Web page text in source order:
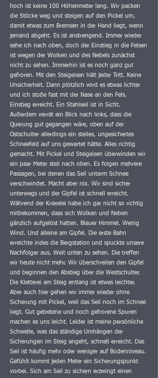
hoch ist keine 100 Höhenmeter lang. Wir packen
die Stöcke weg und steigen auf den Pickel um,
damit etwas zum Bremsen in der Hand liegt, wenn
jemand abgeht. Es ist anstrengend. Immer wieder
sehe ich nach oben, doch der Einstieg in die Felsen
ist wegen der Wolken und des Nebels zunächst
nicht zu sehen. Immerhin ist es noch ganz gut
gefroren. Mit den Steigeisen hält jeder Tritt. Keine
Unsicherheit. Dann plötzlich wird es etwas lichter
und ich stoße fast mit der Nase an den Fels.
Einstieg erreicht. Ein Stahlseil ist in Sicht.
Außerdem verrät ein Blick nach links, dass die
Querung gut gegangen wäre, oben auf der
Ostschulter allerdings ein steiles, ungesichertes
Schneefeld auf uns gewartet hätte. Alles richtig
gemacht. Mit Pickel und Steigeisen überwinden wir
ein paar Meter steil nach oben. Es folgen mehrere
Passagen, bei denen das Seil unterm Schnee
verschwindet. Macht aber nix. Wir sind sicher
unterwegs und der Gipfel ist schnell erreicht.
Während der Kraxelei habe ich gar nicht so richtig
mitbekommen, dass sich Wolken und Neben
gänzlich aufgelöst hatten. Blauer Himmel. Wenig
Wind. Und alleine am Gipfel. Die erste Bahn
erreichte indes die Bergstation und spuckte unsere
Nachfolger aus. Weit unten zu sehen. Die treffen
wir heute nicht mehr. Wir überschreiten den Gipfel
und beginnen den Abstieg über die Westschulter.
Die Kletterei am Steig entlang ist etwas leichter.
Aber auch hier gehen wir immer wieder ohne
Sicherung mit Pickel, weil das Seil noch im Schnee
liegt. Gut getretene und noch gefrorene Spuren
machen es uns leicht. Leider ist meine persönliche
Schwelle, was das ständige Umhängen der
Sicherungen im Steig angeht, schnell erreicht. Das
Seil ist häufig mehr oder weniger auf Bodenniveau.
Gefühlt kommt jeden Meter ein Sicherungspunkt
vorbei. Sich am Seil zu sichern erzwingt einen